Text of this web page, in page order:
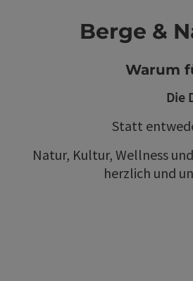
Berge &
Warum
Die
Statt
Natur, Kultur, Wellness
herzlich und